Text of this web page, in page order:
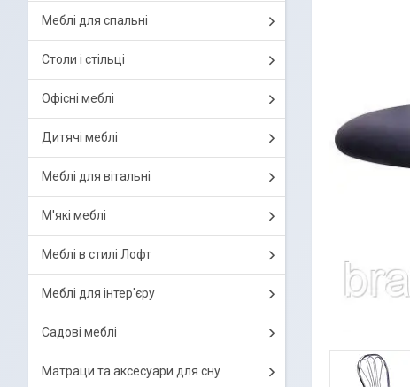
Меблі для спальні
Столи і стільці
Офісні меблі
Дитячі меблі
Меблі для вітальні
М'які меблі
Меблі в стилі Лофт
Меблі для інтер'єру
Садові меблі
Матраци та аксесуари для сну